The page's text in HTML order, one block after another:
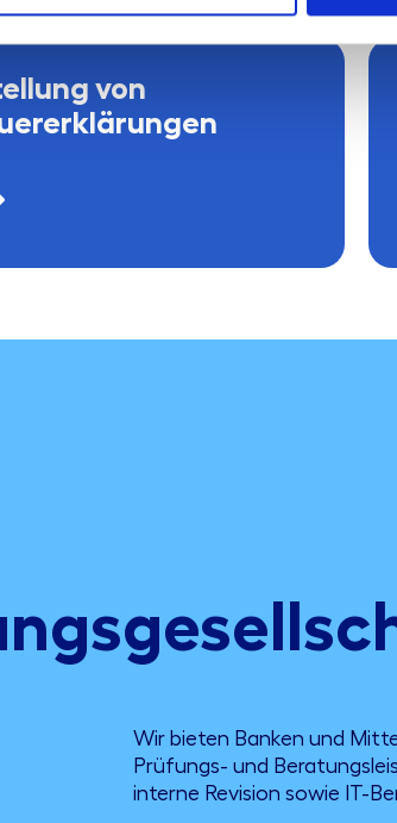
von
Wir bieten Banken und
Prüfungs- und
interne Revision sowie IT-